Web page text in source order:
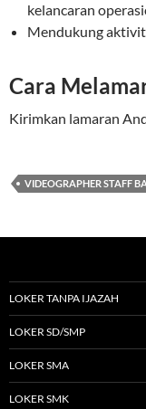
kelancaran
Mendukung
Cara
Kirimkan lamaran
VIDEOGRAPHER STAFF
LOKER TANPA IJAZAH
LOKER SD/SMP
LOKER SMA
LOKER SMK